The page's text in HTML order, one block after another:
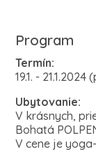
Program
Termín:
19.1. -
Ubytovanie:
V krásnych,
Bohatá
V cene je